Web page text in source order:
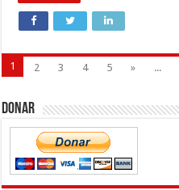
1 2 3 4 5 » ...
Donar